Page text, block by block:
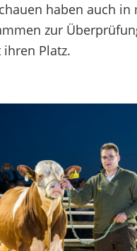
haben auch in
zur
Platz.